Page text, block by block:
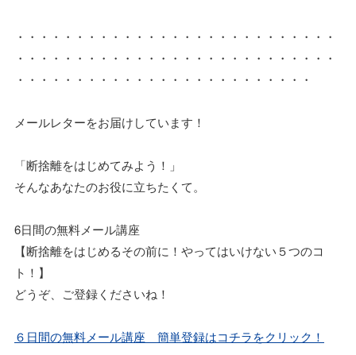
・・・・・・・・・・・・・・・・・・・・・・・・・・・
・・・・・・・・・・・・・・・・・・・・・・・・・・・
・・・・・・・・・・・・・・・・・・・・・・・・・
メールレターをお届けしています！
「断捨離をはじめてみよう！」
そんなあなたのお役に立ちたくて。
6日間の無料メール講座
【断捨離をはじめるその前に！やってはいけない５つのコ
ト！】
どうぞ、ご登録くださいね！
６日間の無料メール講座 簡単登録はコチラをクリック！